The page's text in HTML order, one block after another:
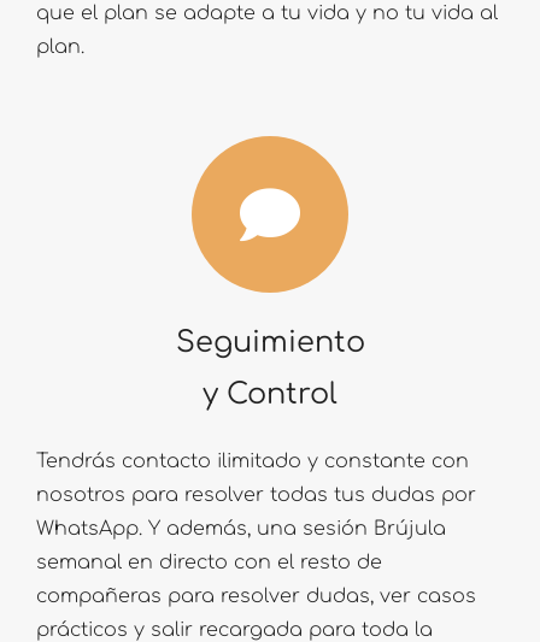
que el plan se adapte a tu vida y no tu vida al
plan.
Seguimiento
y Control
Tendrás contacto ilimitado y constante con
nosotros para resolver todas tus dudas por
WhatsApp. Y además, una sesión Brújula
semanal en directo con el resto de
compañeras para resolver dudas, ver casos
prácticos y salir recargada para toda la